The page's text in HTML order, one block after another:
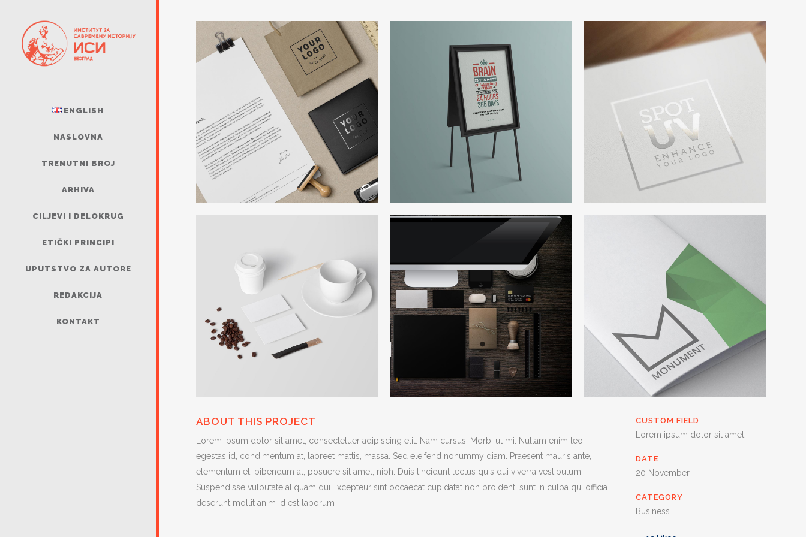
ENGLISH
NASLOVNA
TRENUTNI BROJ
ARHIVA
CILJEVI I DELOKRUG
ETIČKI PRINCIPI
UPUTSTVO ZA AUTORE
REDAKCIJA
KONTAKT
ABOUT THIS PROJECT
Lorem ipsum dolor sit amet, consectetuer adipiscing elit. Nam cursus. Morbi ut mi. Nullam enim leo,
egestas id, condimentum at, laoreet mattis, massa. Sed eleifend nonummy diam. Praesent mauris ante,
elementum et, bibendum at, posuere sit amet, nibh. Duis tincidunt lectus quis dui viverra vestibulum.
Suspendisse vulputate aliquam dui.Excepteur sint occaecat cupidatat non proident, sunt in culpa qui officia
deserunt mollit anim id est laborum
CUSTOM FIELD
Lorem ipsum dolor sit amet
DATE
20 November
CATEGORY
Business